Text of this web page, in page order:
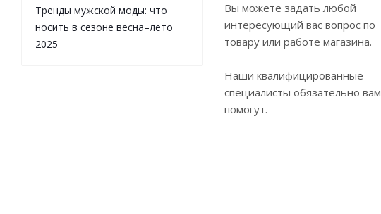
Вы можете задать любой
интересующий вас вопрос по
товару или работе магазина.
Наши квалифицированные
специалисты обязательно вам
помогут.
Тренды мужской моды: что
носить в сезоне весна–лето
2025